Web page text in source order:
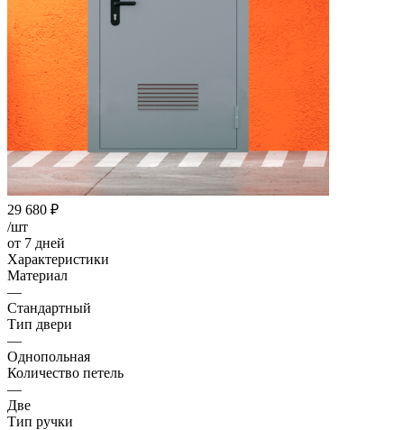
29 680 ₽
/шт
от 7 дней
Характеристики
Материал
—
Стандартный
Тип двери
—
Однопольная
Количество петель
—
Две
Тип ручки